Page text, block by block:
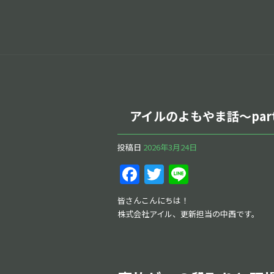
アイルのよもやま話～
投稿日 2026年3月24日
F
a
c
T
w
itte
皆さんこんにちは！
株式会社アイル、更新担当の中西です。